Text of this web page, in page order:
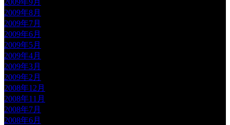
2009年8月
2009年7月
2009年6月
2009年5月
2009年4月
2009年3月
2009年2月
2008年12月
2008年11月
2008年7月
2008年6月